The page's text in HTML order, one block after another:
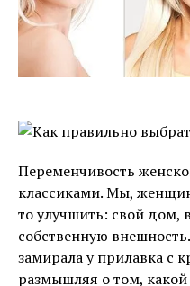
Переменчивость
классиками. Мы,
то улучшить: свой дом,
собственную
замирала у прилавка с
размышляя о том, какой